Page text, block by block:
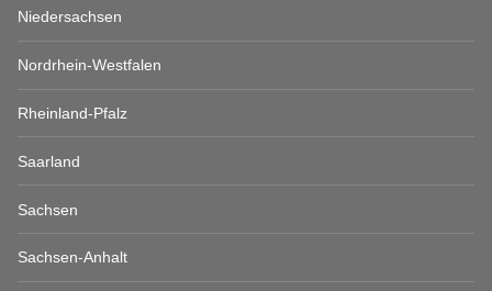
Niedersachsen
Nordrhein-Westfalen
Rheinland-Pfalz
Saarland
Sachsen
Sachsen-Anhalt